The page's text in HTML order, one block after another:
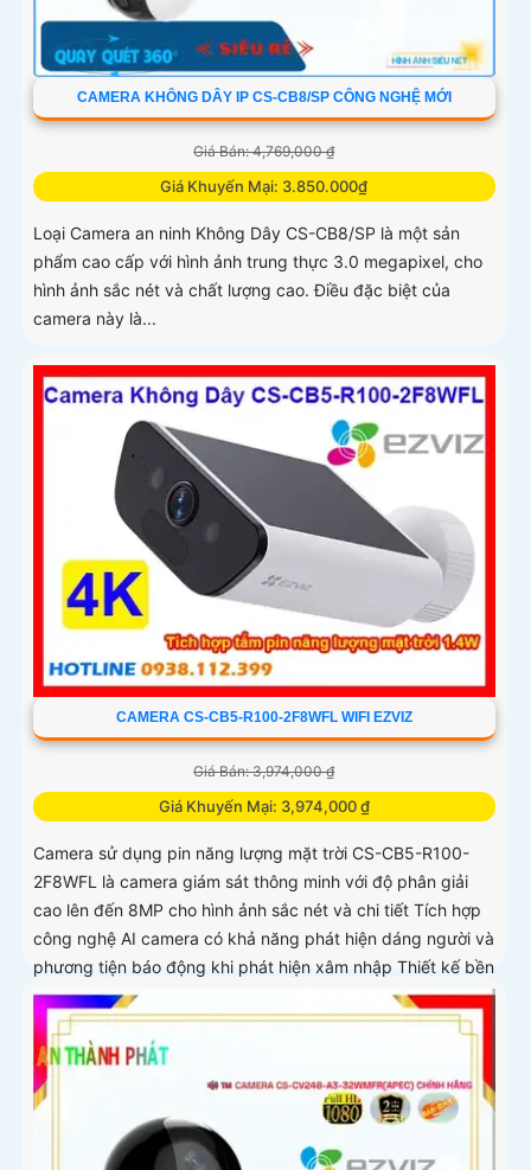
CAMERA KHÔNG DÂY IP CS-CB8/SP CÔNG NGHỆ MỚI
Giá Bán: 4,769,000 ₫
Giá Khuyến Mại: 3.850.000₫
Loại Camera an ninh Không Dây CS-CB8/SP là một sản
phẩm cao cấp với hình ảnh trung thực 3.0 megapixel, cho
hình ảnh sắc nét và chất lượng cao. Điều đặc biệt của
camera này là...
CAMERA CS-CB5-R100-2F8WFL WIFI EZVIZ
Giá Bán: 3,974,000 ₫
Giá Khuyến Mại: 3,974,000 ₫
Camera sử dụng pin năng lượng mặt trời CS-CB5-R100-
2F8WFL là camera giám sát thông minh với độ phân giải
cao lên đến 8MP cho hình ảnh sắc nét và chi tiết Tích hợp
công nghệ AI camera có khả năng phát hiện dáng người và
phương tiện báo động khi phát hiện xâm nhập Thiết kế bền
bỉ chống nước IP65 phù hợp lắp đặt trong mọi điều kiện
thời tiết. Camera An Ninh CS-CB5-R100-2F8WFL có khả
năng còi hú, đèn chớp báo động, Wifi Không Dây, chức
năng AI deep learning phân biệt người & phương tiện